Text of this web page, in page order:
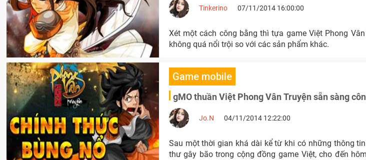
Tinkerino 07/11/2014 16:00:00
Xét một cách công bằng thì tựa game Việt Phong
không quá nổi trội so với các sản phẩm khác.
Game mobile
gMO thuần Việt Phong Vân Truyện sẵn sàng
Jo.N 04/11/2014 12:22:00
Sau một thời gian khá dài kể từ khi có những thông
thư gây bão trong cộng đồng game Việt, cho đến